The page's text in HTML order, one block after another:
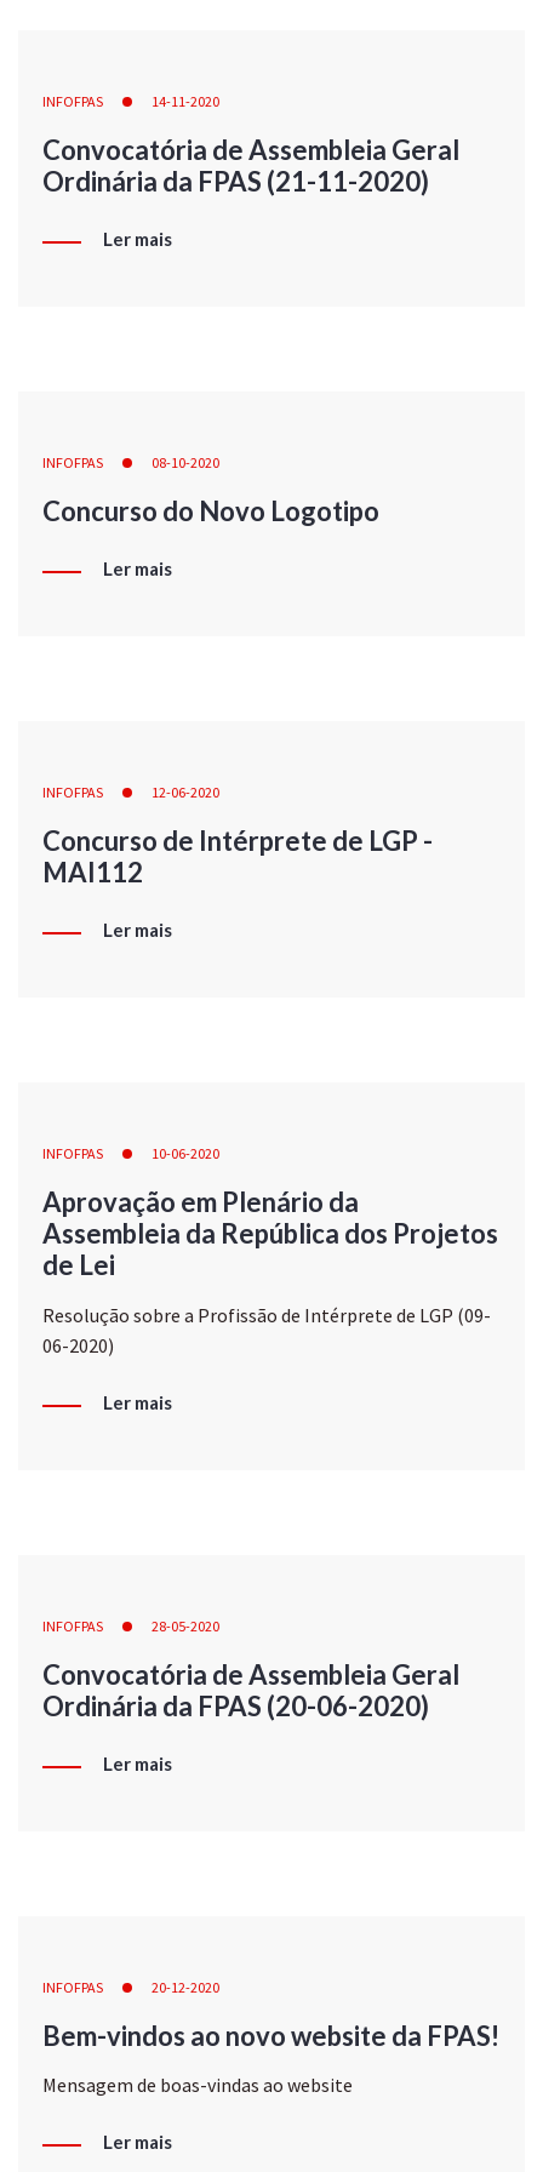
INFOFPAS 14-11-2020
Convocatória de Assembleia Geral
Ordinária da FPAS (21-11-2020)
Ler mais
INFOFPAS 08-10-2020
Concurso do Novo Logotipo
Ler mais
INFOFPAS 12-06-2020
Concurso de Intérprete de LGP -
MAI112
Ler mais
INFOFPAS 10-06-2020
Aprovação em Plenário da
Assembleia da República dos Projetos
de Lei
Resolução sobre a Profissão de Intérprete de LGP (09-
06-2020)
Ler mais
INFOFPAS 28-05-2020
Convocatória de Assembleia Geral
Ordinária da FPAS (20-06-2020)
Ler mais
INFOFPAS 20-12-2020
Bem-vindos ao novo website da FPAS!
Mensagem de boas-vindas ao website
Ler mais